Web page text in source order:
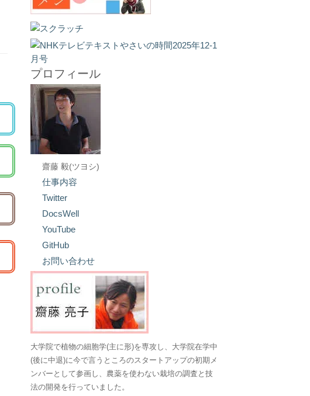
プロフィール
齋藤 毅(ツヨシ)
仕事内容
Twitter
DocsWell
YouTube
GitHub
お問い合わせ
大学院で植物の細胞学(主に形)を専攻し、大学院在学中
(後に中退)に今で言うところのスタートアップの初期メ
ンバーとして参画し、農薬を使わない栽培の調査と技
法の開発を行っていました。